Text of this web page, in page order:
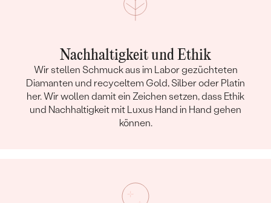
Nachhaltigkeit und Ethik
Wir stellen Schmuck aus im Labor gezüchteten
Diamanten und recyceltem Gold, Silber oder Platin
her. Wir wollen damit ein Zeichen setzen, dass Ethik
und Nachhaltigkeit mit Luxus Hand in Hand gehen
können.